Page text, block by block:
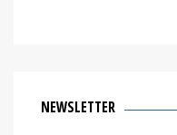
NEWSLETTER